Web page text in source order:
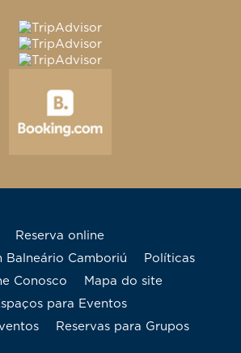
Reserva online
Balneário Camboriú
Políticas
Conosco
mapa do site
Espaços para Eventos
Reservas para Grupos